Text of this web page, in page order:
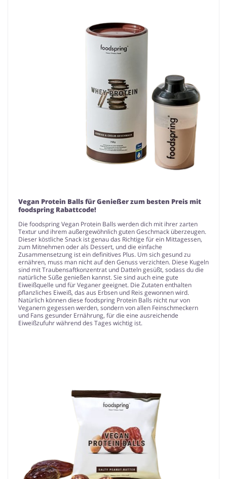
Vegan Protein Balls für Genießer zum besten Preis mit
foodspring Rabattcode!
Die foodspring Vegan Protein Balls werden dich mit ihrer zarten
Textur und ihrem außergewöhnlich guten Geschmack überzeugen.
Dieser köstliche Snack ist genau das Richtige für ein Mittagessen,
zum Mitnehmen oder als Dessert, und die einfache
Zusammensetzung ist ein definitives Plus. Um sich gesund zu
ernähren, muss man nicht auf den Genuss verzichten. Diese Kugeln
sind mit Traubensaftkonzentrat und Datteln gesüßt, sodass du die
natürliche Süße genießen kannst. Sie sind auch eine gute
Eiweißquelle und für Veganer geeignet. Die Zutaten enthalten
pflanzliches Eiweiß, das aus Erbsen und Reis gewonnen wird.
Natürlich können diese foodspring Protein Balls nicht nur von
Veganern gegessen werden, sondern von allen Feinschmeckern
und Fans gesunder Ernährung, für die eine ausreichende
Eiweißzufuhr während des Tages wichtig ist.